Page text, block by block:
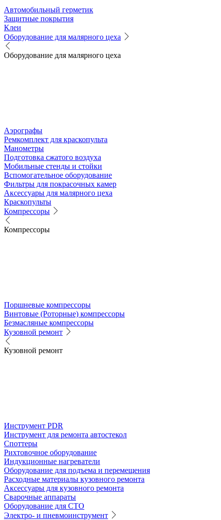
Автомобильный герметик
Защитные покрытия
Клеи
Оборудование для малярного цеха
Оборудование для малярного цеха
Аэрографы
Ремкомплект для краскопульта
Манометры
Подготовка сжатого воздуха
Мобильные стенды и стойки
Вспомогательное оборудование
Фильтры для покрасочных камер
Аксессуары для малярного цеха
Краскопульты
Компрессоры
Компрессоры
Поршневые компрессоры
Винтовые (Роторные) компрессоры
Безмасляные компрессоры
Кузовной ремонт
Кузовной ремонт
Инструмент PDR
Инструмент для ремонта автостекол
Споттеры
Рихтовочное оборудование
Индукционные нагреватели
Оборудование для подъема и перемещения
Расходные материалы кузовного ремонта
Аксессуары для кузовного ремонта
Сварочные аппараты
Оборудование для СТО
Электро- и пневмоинструмент